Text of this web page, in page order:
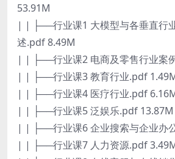
53.91M
| | ├──行业课1 大模型与各垂直行
述.pdf 8.49M
| | ├──行业课2 电商及零售行业案
| | ├──行业课3 教育行业.pdf
| | ├──行业课4 医疗行业.pdf
| | ├──行业课5 泛娱乐.pdf 13.87M
| | ├──行业课6 企业搜索与企业办
| | ├──行业课7 人力资源.pdf